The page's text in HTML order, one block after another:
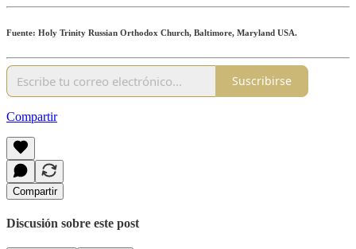
Fuente: Holy Trinity Russian Orthodox Church, Baltimore, Maryland USA.
Suscribirse
Compartir
Compartir
Discusión sobre este post